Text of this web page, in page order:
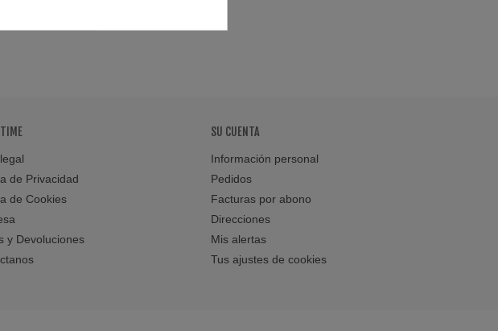
TIME
de Privacidad
de Cookies
y Devoluciones
SU CUENTA
Información personal
Pedidos
Facturas por abono
Direcciones
Mis alertas
Tus ajustes de cookies